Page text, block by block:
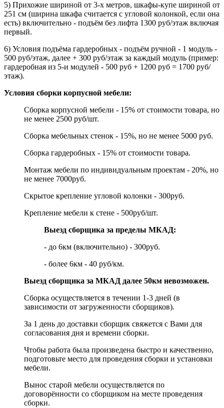
5) Прихожие шириной от 3-х метров, шкафы-купе шириной от
251 см (ширина шкафа считается с угловой колонкой, если она
есть) включительно - подъём без лифта 1300 руб/этаж включая
первый.
6) Условия подъёма гардеробных - подъём ручной - 1 модуль -
500 руб/этаж, далее + 300 руб/этаж за каждый модуль (пример:
гардеробная из 5-и модулей - 500 руб + 1200 руб = 1700 руб/
этаж).
Условия сборки корпусной мебели:
Сборка корпусной мебели - 15% от стоимости товара, но
не менее 2500 руб/шт.
Сборка мебельных стенок - 15%, но не менее 5000 руб.
Сборка гардеробных - 15% от стоимости товара.
Монтаж мебели по индивидуальным проектам - 20%, но
не менее 7000руб.
Скрытое крепление угловой колонки - 300руб.
Крепление мебели к стене - 500руб/шт.
Выезд сборщика за пределы МКАД:
- до 6км (включительно) - 300руб.
- более 6км - 40 руб/км.
Выезд сборщика за МКАД далее 50км невозможен.
Сборка осуществляется в течении 1-3 дней (в
зависимости от загруженности сборщиков).
За 1 день до доставки сборщик свяжется с Вами для
согласования дня и времени сборки.
Чтобы работа была произведена быстро и качественно,
подготовьте место для проведения сборки и установки
мебели.
Вынос старой мебели осуществляется по
договорённости со сборщиком на месте проведения
сборки.